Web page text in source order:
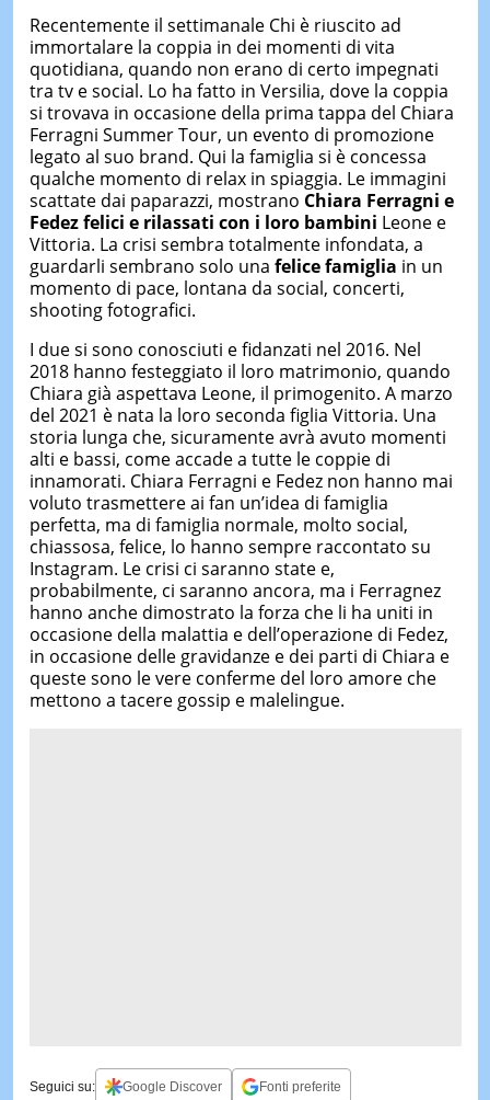
Recentemente il settimanale Chi è riuscito ad
immortalare la coppia in dei momenti di vita
quotidiana, quando non erano di certo impegnati
tra tv e social. Lo ha fatto in Versilia, dove la coppia
si trovava in occasione della prima tappa del Chiara
Ferragni Summer Tour, un evento di promozione
legato al suo brand. Qui la famiglia si è concessa
qualche momento di relax in spiaggia. Le immagini
scattate dai paparazzi, mostrano Chiara Ferragni e
Fedez felici e rilassati con i loro bambini Leone e
Vittoria. La crisi sembra totalmente infondata, a
guardarli sembrano solo una felice famiglia in un
momento di pace, lontana da social, concerti,
shooting fotografici.
I due si sono conosciuti e fidanzati nel 2016. Nel
2018 hanno festeggiato il loro matrimonio, quando
Chiara già aspettava Leone, il primogenito. A marzo
del 2021 è nata la loro seconda figlia Vittoria. Una
storia lunga che, sicuramente avrà avuto momenti
alti e bassi, come accade a tutte le coppie di
innamorati. Chiara Ferragni e Fedez non hanno mai
voluto trasmettere ai fan un’idea di famiglia
perfetta, ma di famiglia normale, molto social,
chiassosa, felice, lo hanno sempre raccontato su
Instagram. Le crisi ci saranno state e,
probabilmente, ci saranno ancora, ma i Ferragnez
hanno anche dimostrato la forza che li ha uniti in
occasione della malattia e dell’operazione di Fedez,
in occasione delle gravidanze e dei parti di Chiara e
queste sono le vere conferme del loro amore che
mettono a tacere gossip e malelingue.
Seguici su: Google Discover Fonti preferite